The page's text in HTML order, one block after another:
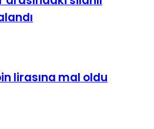
lirasına mal oldu